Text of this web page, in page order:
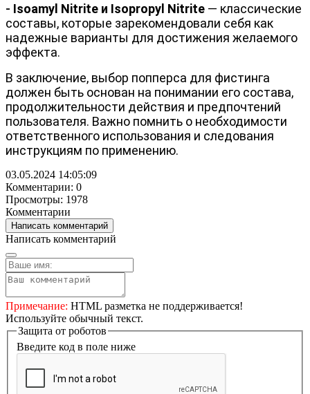
- Isoamyl Nitrite и Isopropyl Nitrite — классические
составы, которые зарекомендовали себя как
надежные варианты для достижения желаемого
эффекта.
В заключение, выбор попперса для фистинга
должен быть основан на понимании его состава,
продолжительности действия и предпочтений
пользователя. Важно помнить о необходимости
ответственного использования и следования
инструкциям по применению.
03.05.2024 14:05:09
Комментарии: 0
Просмотры: 1978
Комментарии
Написать комментарий
Написать комментарий
Примечание: HTML разметка не поддерживается!
Используйте обычный текст.
Защита от роботов
Введите код в поле ниже